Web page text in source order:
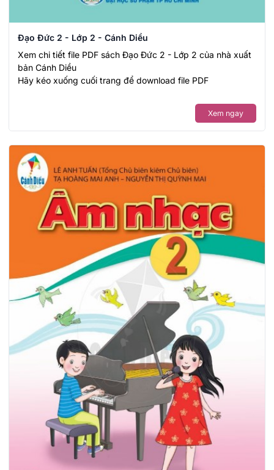
Đạo Đức 2 - Lớp 2 - Cánh Diều
Xem chi tiết file PDF sách Đạo Đức 2 - Lớp 2 của nhà xuất
bản Cánh Diều
Hãy kéo xuống cuối trang để download file PDF
Xem ngay